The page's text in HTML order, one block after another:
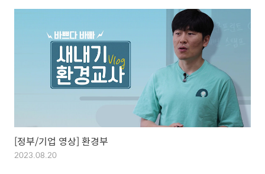
[정부/기업 영상] 환경부
2023.08.20